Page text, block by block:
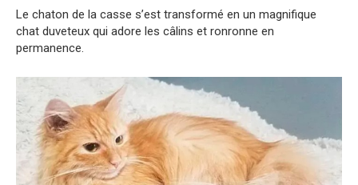
Le chaton de la casse s’est transformé en un magnifique
chat duveteux qui adore les câlins et ronronne en
permanence.